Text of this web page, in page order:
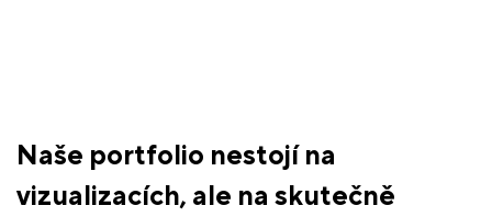
Naše portfolio nestojí na
vizualizacích, ale na skutečně